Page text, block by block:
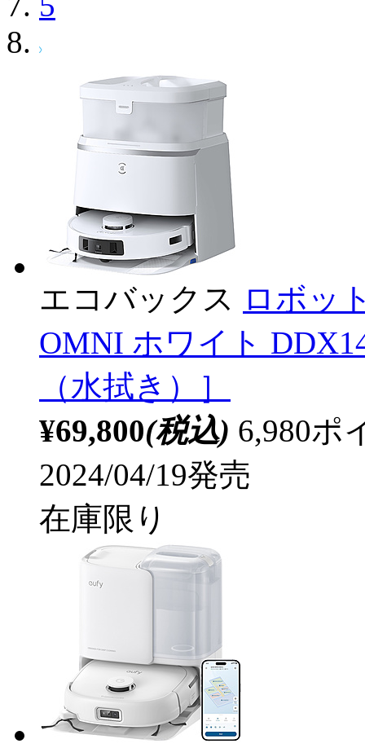
エコバックス ロボッ
OMNI ホワイト
（水拭き）］
¥69,800(税込) 6,980ポ
2024/04/19発売
在庫限り